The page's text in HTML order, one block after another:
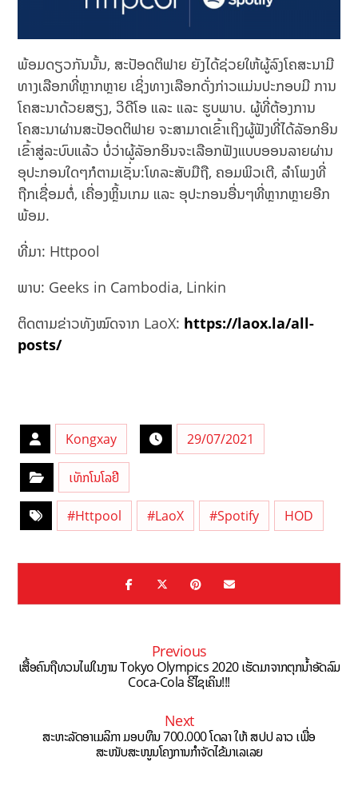
ພ້ອມດຽວກັນນັ້ນ, ສະປັອດຕິຟາຍ ຍັງໄດ້ຊ່ວຍໃຫ້ຜູ້ລົງໂຄສະນາມີ
ທາງເລືອກທີ່ຫຼາກຫຼາຍ ເຊິ່ງທາງເລືອກດັ່ງກ່າວແມ່ນປະກອບມີ ການ
ໂຄສະນາດ້ວຍສຽງ, ວິດີໂອ ແລະ ແລະ ຮູບພາບ. ຜູ້ທີ່ຕ້ອງການ
ໂຄສະນາຜ່ານສະປັອດຕິຟາຍ ຈະສາມາດເຂົ້າເຖິງຜູ້ຟັງທີ່ໄດ້ລັອກອິນ
ເຂົ້າສູ່ລະບົບແລ້ວ ບໍ່ວ່າຜູ້ລັອກອິນຈະເລືອກຟັງແບບອອນລາຍຜ່ານ
ອຸປະກອນໃດໆກໍຕາມເຊັ່ນ:ໂທລະສັບມືຖື, ຄອມພິວເຕີ, ລຳໂພງທີ່
ຖືກເຊື່ອມຕໍ່, ເຄື່ອງຫຼິ້ນເກມ ແລະ ອຸປະກອນອື່ນໆທີ່ຫຼາກຫຼາຍອີກ
ພ້ອມ.
ທີ່ມາ: Httpool
ພາບ: Geeks in Cambodia, Linkin
ຕິດຕາມຂ່າວທັງໝົດຈາກ LaoX: https://laox.la/all-
posts/
Kongxay 29/07/2021
ເທັກໂນໂລຢີ
#Httpool #LaoX #Spotify HOD
Previous
ເສື້ອຄົນຖືທວນໄຟໃນງານ Tokyo Olympics 2020 ເຮັດມາຈາກຕຸກນ້ຳອັດລົມ
Coca-Cola ຣີໄຊເຄິນ!!!
Next
ສະຫະລັດອາເມລິກາ ມອບທຶນ 700.000 ໂດລາ ໃຫ້ ສປປ ລາວ ເພື່ອ
ສະໜັບສະໜູນໂຄງການກຳຈັດໄຂ້ມາເລເລຍ